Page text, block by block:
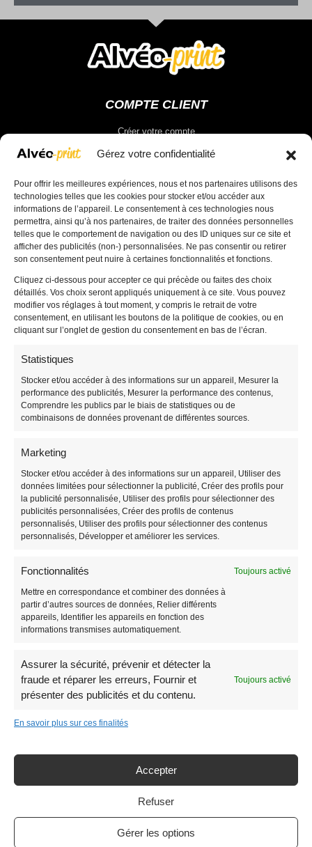
Gérez votre confidentialité
Pour offrir les meilleures expériences, nous et nos partenaires utilisons des
technologies telles que les cookies pour stocker et/ou accéder aux
informations de l’appareil. Le consentement à ces technologies nous
permettra, ainsi qu’à nos partenaires, de traiter des données personnelles
telles que le comportement de navigation ou des ID uniques sur ce site et
afficher des publicités (non-) personnalisées. Ne pas consentir ou retirer
son consentement peut nuire à certaines fonctionnalités et fonctions.
Cliquez ci-dessous pour accepter ce qui précède ou faites des choix
détaillés. Vos choix seront appliqués uniquement à ce site. Vous pouvez
modifier vos réglages à tout moment, y compris le retrait de votre
consentement, en utilisant les boutons de la politique de cookies, ou en
cliquant sur l’onglet de gestion du consentement en bas de l’écran.
Statistiques
Stocker et/ou accéder à des informations sur un appareil, Mesurer la
performance des publicités, Mesurer la performance des contenus,
Comprendre les publics par le biais de statistiques ou de
combinaisons de données provenant de différentes sources.
Marketing
Stocker et/ou accéder à des informations sur un appareil, Utiliser des
données limitées pour sélectionner la publicité, Créer des profils pour
la publicité personnalisée, Utiliser des profils pour sélectionner des
publicités personnalisées, Créer des profils de contenus
personnalisés, Utiliser des profils pour sélectionner des contenus
personnalisés, Développer et améliorer les services.
Fonctionnalités Toujours activé
Mettre en correspondance et combiner des données à
partir d’autres sources de données, Relier différents
appareils, Identifier les appareils en fonction des
informations transmises automatiquement.
Assurer la sécurité, prévenir et détecter la
fraude et réparer les erreurs, Fournir et
présenter des publicités et du contenu.
Toujours activé
En savoir plus sur ces finalités
Accepter
Refuser
Gérer les options
COMPTE CLIENT
Créer votre compte
Vous connecter
Votre compte
Votre panier
Valider votre commande
ALVEO PRINT
Panneau Vierge
Totems / Panneau Tri-faces
Panneau Découpé à la forme
Promos sur les panneaux alévolaires
Panneau de chasse
Trouver un modèle de panneau akilux
Livraison
Paiement sécurisé
Contactez-nous !
Plan du site
Actualités
© 2018 Tous droits réservés – Mentions légales
CréationADD COM